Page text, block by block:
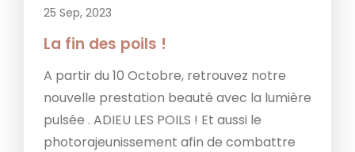
25 Sep, 2023
La fin des poils !
A partir du 10 Octobre, retrouvez notre
nouvelle prestation beauté avec la lumière
pulsée . ADIEU LES POILS ! Et aussi le
photorajeunissement afin de combattre